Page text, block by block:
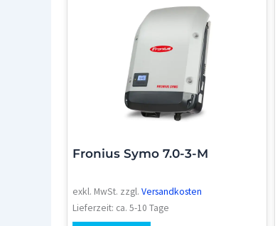
Fronius Symo 7.0-3-M
exkl. MwSt. zzgl.Versandkosten
Lieferzeit: ca. 5-10 Tage